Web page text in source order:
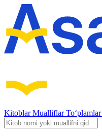
KitoblarMualliflarTo‘plamlar